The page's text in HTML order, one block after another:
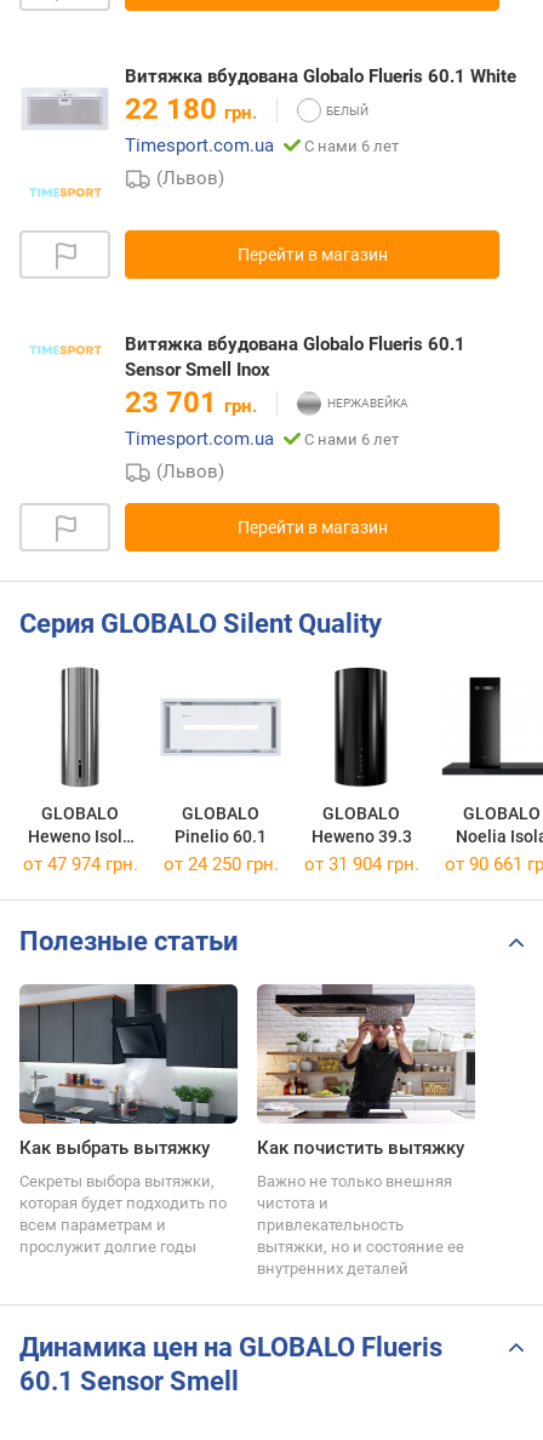
Витяжка вбудована Globalo Flueris 60.1 White
22 180 грн.
Timesport.com.ua
С нами 6 лет
(Львов)
Перейти в магазин
Витяжка вбудована Globalo Flueris 60.1
Sensor Smell Inox
23 701 грн.
Timesport.com.ua
С нами 6 лет
(Львов)
Перейти в магазин
Серия GLOBALO Silent Quality
GLOBALO
Heweno Isola
39.1
GLOBALO
Pinelio 60.1
GLOBALO
Heweno 39.3
GLOBALO
Noelia
120.1
от 47 974 грн. от 24 250 грн. от 31 904 грн. от 90 661
Полезные статьи
Как выбрать вытяжку
Секреты выбора вытяжки,
которая будет подходить по
всем параметрам и
прослужит долгие годы
Как почистить вытяжку
Важно не только внешняя
чистота и
привлекательность
вытяжки, но и состояние ее
внутренних деталей
Динамика цен на GLOBALO Flueris
60.1 Sensor Smell